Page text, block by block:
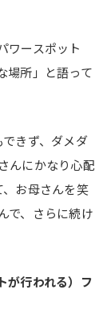
ワースポット
場所」と語って
きず、ダメダ
んにかなり心配
お母さんを笑
で、さらに続け
が行われる）フ